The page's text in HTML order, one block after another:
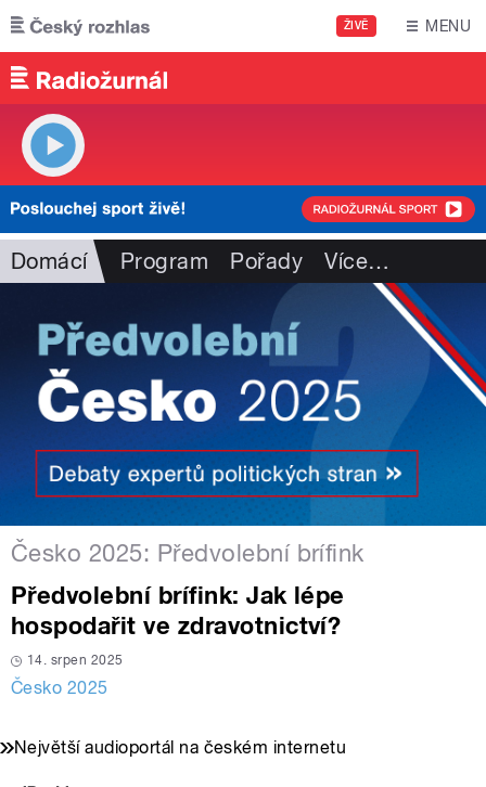
Přejít k hlavnímu obsahu
ŽIVĚ MENU
Domácí Program Pořady Více…
Česko 2025: Předvolební brífink
Předvolební brífink: Jak lépe
hospodařit ve zdravotnictví?
14. srpen 2025
Česko 2025
Největší audioportál na českém internetu